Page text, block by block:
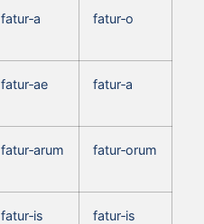
fatur‑a fatur‑o
fatur‑ae fatur‑a
fatur‑arum fatur‑orum
fatur‑is fatur‑is